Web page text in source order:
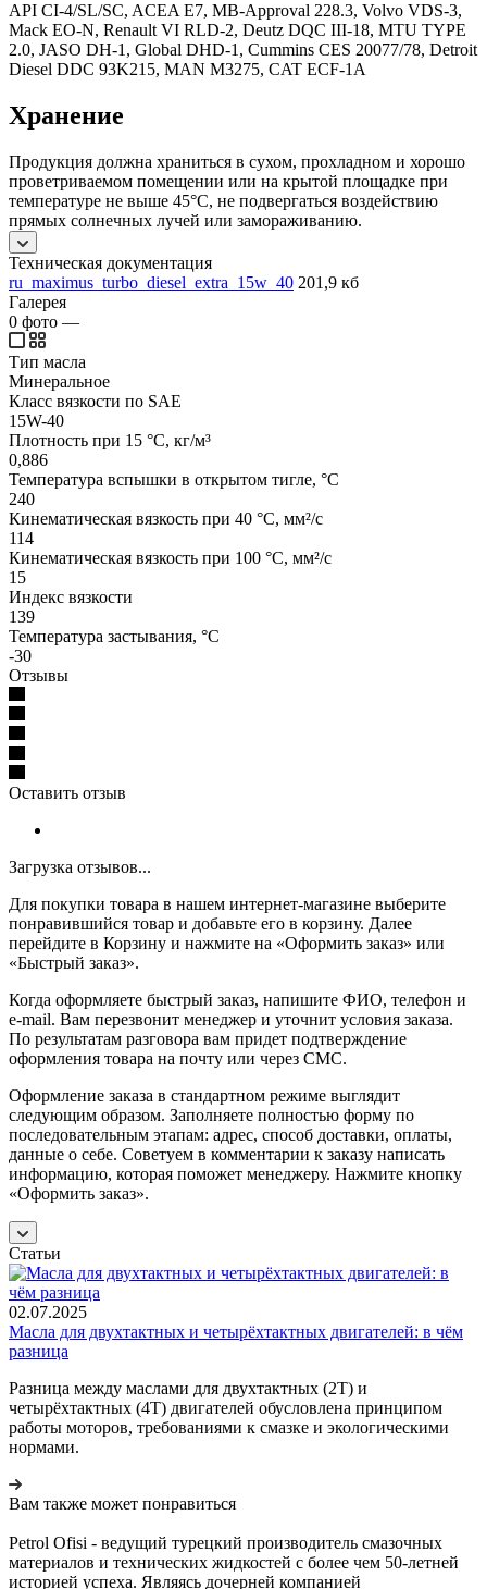
API CI-4/SL/SC, ACEA E7, MB-Approval 228.3, Volvo VDS-3,
Mack EO-N, Renault VI RLD-2, Deutz DQC III-18, MTU TYPE
2.0, JASO DH-1, Global DHD-1, Cummins CES 20077/78, Detroit
Diesel DDC 93K215, MAN M3275, CAT ECF-1A
Хранение
Продукция должна храниться в сухом, прохладном и хорошо
проветриваемом помещении или на крытой площадке при
температуре не выше 45°C, не подвергаться воздействию
прямых солнечных лучей или замораживанию.
Техническая документация
ru_maximus_turbo_diesel_extra_15w_40 201,9 кб
Галерея
0 фото —
Тип масла
Минеральное
Класс вязкости по SAE
15W-40
Плотность при 15 °C, кг/м³
0,886
Температура вспышки в открытом тигле, °C
240
Кинематическая вязкость при 40 °C, мм²/с
114
Кинематическая вязкость при 100 °C, мм²/с
15
Индекс вязкости
139
Температура застывания, °C
-30
Отзывы
Оставить отзыв
Загрузка отзывов...
Для покупки товара в нашем интернет-магазине выберите
понравившийся товар и добавьте его в корзину. Далее
перейдите в Корзину и нажмите на «Оформить заказ» или
«Быстрый заказ».
Когда оформляете быстрый заказ, напишите ФИО, телефон и
e-mail. Вам перезвонит менеджер и уточнит условия заказа.
По результатам разговора вам придет подтверждение
оформления товара на почту или через СМС.
Оформление заказа в стандартном режиме выглядит
следующим образом. Заполняете полностью форму по
последовательным этапам: адрес, способ доставки, оплаты,
данные о себе. Советуем в комментарии к заказу написать
информацию, которая поможет менеджеру. Нажмите кнопку
«Оформить заказ».
Статьи
02.07.2025
Масла для двухтактных и четырёхтактных двигателей: в чём
разница
Разница между маслами для двухтактных (2T) и
четырёхтактных (4T) двигателей обусловлена принципом
работы моторов, требованиями к смазке и экологическими
нормами.
Вам также может понравиться
Petrol Ofisi - ведущий турецкий производитель смазочных
материалов и технических жидкостей с более чем 50-летней
историей успеха. Являясь дочерней компанией